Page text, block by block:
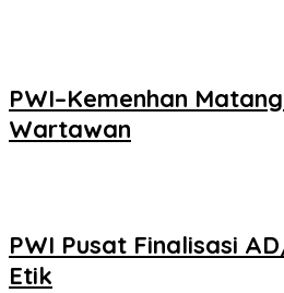
PWI–Kemenhan
Wartawan
PWI Pusat Finalisasi
Etik